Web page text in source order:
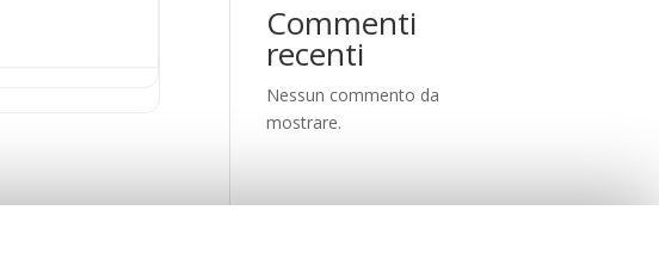
Commenti
recenti
Nessun commento da
mostrare.